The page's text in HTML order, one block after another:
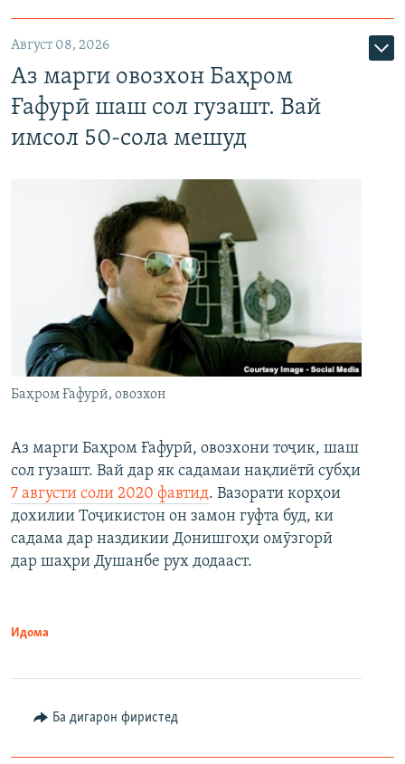
Август 08, 2026
Аз марги овозхон Баҳром
Ғафурӣ шаш сол гузашт. Вай
имсол 50-сола мешуд
Баҳром Ғафурӣ, овозхон
Аз марги Баҳром Ғафурӣ, овозхони тоҷик, шаш
сол гузашт. Вай дар як садамаи нақлиётӣ субҳи
7 августи соли 2020 фавтид. Вазорати корҳои
дохилии Тоҷикистон он замон гуфта буд, ки
садама дар наздикии Донишгоҳи омӯзгорӣ
дар шаҳри Душанбе рух додааст.
Идома
Ба дигарон фиристед